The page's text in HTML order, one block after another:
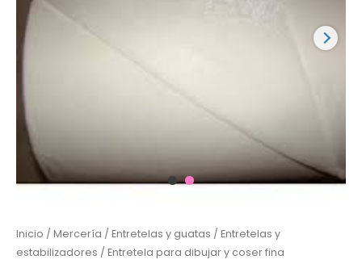
Inicio / Mercería / Entretelas y guatas / Entretelas y
estabilizadores / Entretela para dibujar y coser fina